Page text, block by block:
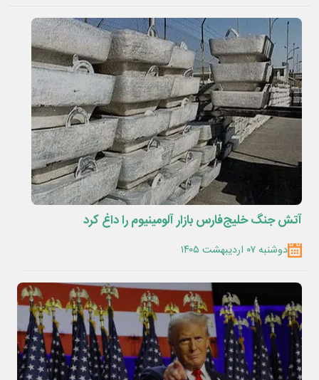
آتش جنگ خلیج‌فارس بازار آلومینیوم را داغ کرد
دوشنبه ۰۷ اردیبهشت ۱۴۰۵